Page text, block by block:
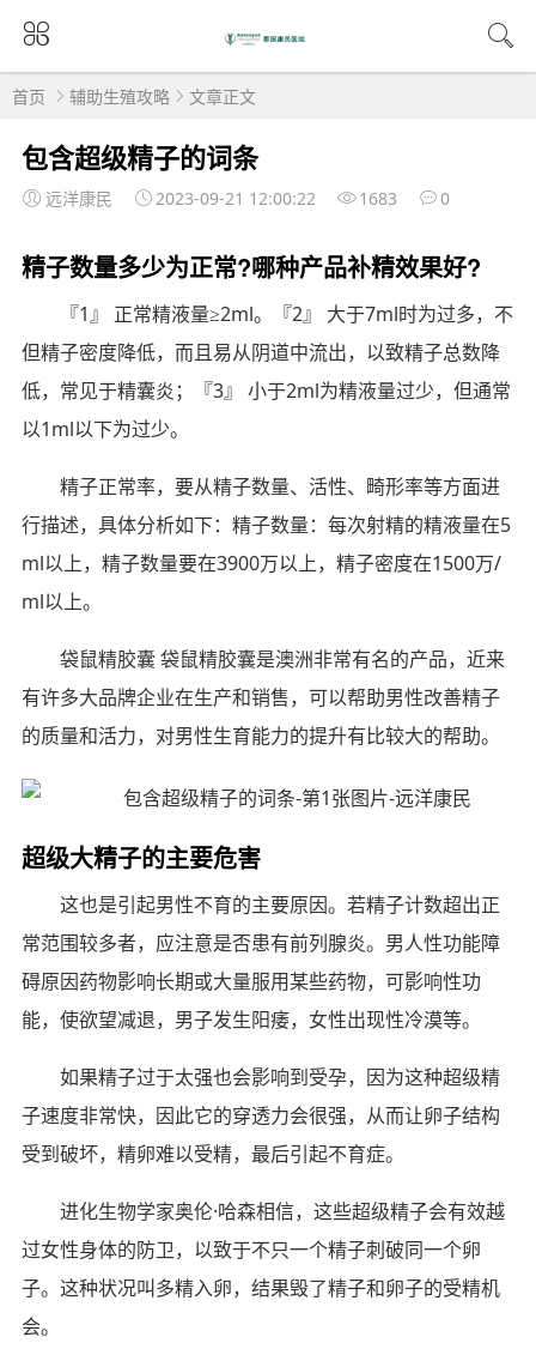
首页 辅助生殖攻略 文章正文
包含超级精子的词条
远洋康民 2023-09-21 12:00:22 1683 0
精子数量多少为正常?哪种产品补精效果好?
『1』 正常精液量≥2ml。『2』 大于7ml时为过多，不
但精子密度降低，而且易从阴道中流出，以致精子总数降
低，常见于精囊炎；『3』 小于2ml为精液量过少，但通常
以1ml以下为过少。
精子正常率，要从精子数量、活性、畸形率等方面进
行描述，具体分析如下：精子数量：每次射精的精液量在5
ml以上，精子数量要在3900万以上，精子密度在1500万/
ml以上。
袋鼠精胶囊 袋鼠精胶囊是澳洲非常有名的产品，近来
有许多大品牌企业在生产和销售，可以帮助男性改善精子
的质量和活力，对男性生育能力的提升有比较大的帮助。
超级大精子的主要危害
这也是引起男性不育的主要原因。若精子计数超出正
常范围较多者，应注意是否患有前列腺炎。男人性功能障
碍原因药物影响长期或大量服用某些药物，可影响性功
能，使欲望减退，男子发生阳痿，女性出现性冷漠等。
如果精子过于太强也会影响到受孕，因为这种超级精
子速度非常快，因此它的穿透力会很强，从而让卵子结构
受到破坏，精卵难以受精，最后引起不育症。
进化生物学家奥伦·哈森相信，这些超级精子会有效越
过女性身体的防卫，以致于不只一个精子刺破同一个卵
子。这种状况叫多精入卵，结果毁了精子和卵子的受精机
会。